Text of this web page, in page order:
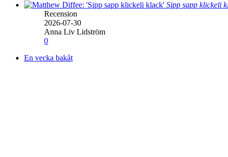
Sipp sapp klickeli
Recension
2026-07-30
Anna Liv Lidström
0
En vecka bakåt